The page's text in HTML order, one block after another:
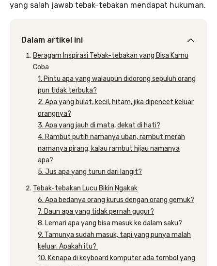
yang salah jawab tebak-tebakan mendapat hukuman.
Dalam artikel ini
Beragam Inspirasi Tebak-tebakan yang Bisa Kamu
Coba
1. Pintu apa yang walaupun didorong sepuluh orang
pun tidak terbuka?
2. Apa yang bulat, kecil, hitam, jika dipencet keluar
orangnya?
3. Apa yang jauh di mata, dekat di hati?
4. Rambut putih namanya uban, rambut merah
namanya pirang, kalau rambut hijau namanya
apa?
5. Jus apa yang turun dari langit?
Tebak-tebakan Lucu Bikin Ngakak
6. Apa bedanya orang kurus dengan orang gemuk?
7. Daun apa yang tidak pernah gugur?
8. Lemari apa yang bisa masuk ke dalam saku?
9. Tamunya sudah masuk, tapi yang punya malah
keluar. Apakah itu?
10. Kenapa di keyboard komputer ada tombol yang